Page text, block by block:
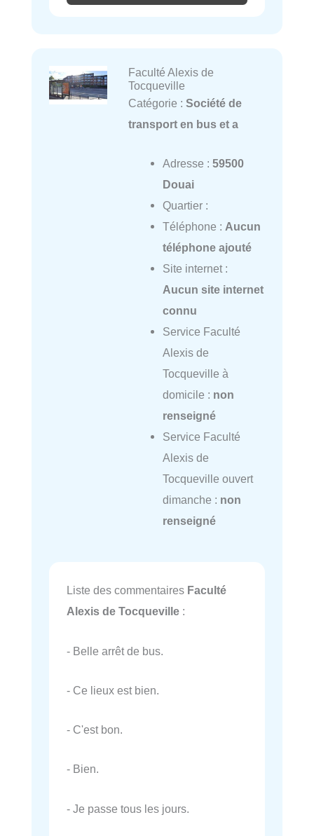
Faculté Alexis de
Tocqueville
Catégorie : Société de
transport en bus et a
Adresse : 59500
Douai
Quartier :
Téléphone : Aucun
téléphone ajouté
Site internet :
Aucun site internet
connu
Service Faculté
Alexis de
Tocqueville à
domicile : non
renseigné
Service Faculté
Alexis de
Tocqueville ouvert
dimanche : non
renseigné
Liste des commentaires Faculté
Alexis de Tocqueville :
- Belle arrêt de bus.
- Ce lieux est bien.
- C'est bon.
- Bien.
- Je passe tous les jours.